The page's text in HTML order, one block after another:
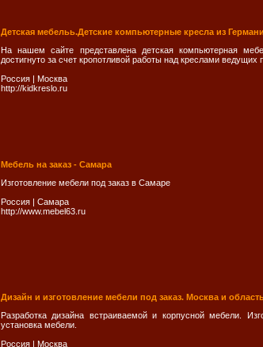
Детская мебельь.Детские компьютерные кресла из
На нашем сайте представлена детская компьютерная
достигнуто за счет кропотливой работы над креслами ведущих
Россия | Москва
http://kidkreslo.ru
Мебель на заказ - Самара
Изготовление мебели под заказ в Самаре
Россия | Самара
http://www.mebel63.ru
Дизайн и изготовление мебели под заказ. Москва и
Разработка дизайна встраиваемой и корпусной мебели.
установка мебели.
Россия | Москва